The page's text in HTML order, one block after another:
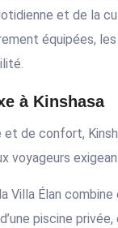
et de la
équipées,
à Kinshasa
et de confort,
voyageurs
Villa Élan
piscine